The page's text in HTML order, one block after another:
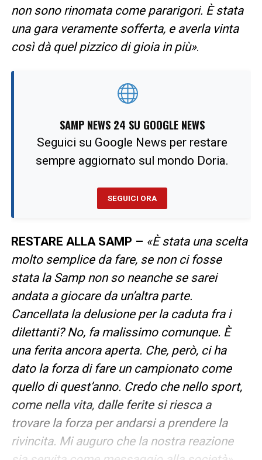
non sono rinomata come pararigori. È stata
una gara veramente sofferta, e averla vinta
così dà quel pizzico di gioia in più».
SAMP NEWS 24 SU GOOGLE NEWS
Seguici su Google News per restare
sempre aggiornato sul mondo Doria.
SEGUICI ORA
RESTARE ALLA SAMP – «È stata una scelta
molto semplice da fare, se non ci fosse
stata la Samp non so neanche se sarei
andata a giocare da un’altra parte.
Cancellata la delusione per la caduta fra i
dilettanti? No, fa malissimo comunque. È
una ferita ancora aperta. Che, però, ci ha
dato la forza di fare un campionato come
quello di quest’anno. Credo che nello sport,
come nella vita, dalle ferite si riesca a
trovare la forza per andarsi a prendere la
rivincita. Mi auguro che la nostra reazione